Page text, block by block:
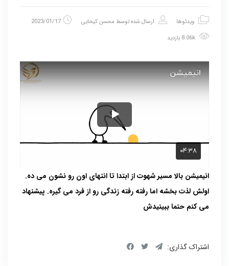
ویدئوها ارسال شده توسط محسن کیخایی
2023/01/17
انیمیشن بالا مسیر شهوت از ابتدا تا انتهای اون رو نشون می ده.
اولش لذت بخشه اما رفته رفته زندگی رو از فرد می گیره. پیشنهاد
می کنم حتما ببینیدش
اشتراک گذاری: